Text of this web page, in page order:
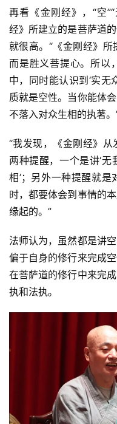
资
讯
点
僧
音
菩
再看《金刚经》，“空
经》所建立的是菩萨道
就很高。“《金刚经》所
而是胜义菩提心。所以
中，同时能认识到‘实无
质就是空性。当你能体
不落入对众生相的执著。
“我发现，《金刚经》
两种提醒，一个是讲‘
相’；另外一种提醒就
时，都要体会到事情的
缘起的。”
法师认为，虽然都是讲
偏于自身的修行来完成
在菩萨道的修行中来完
执和法执。